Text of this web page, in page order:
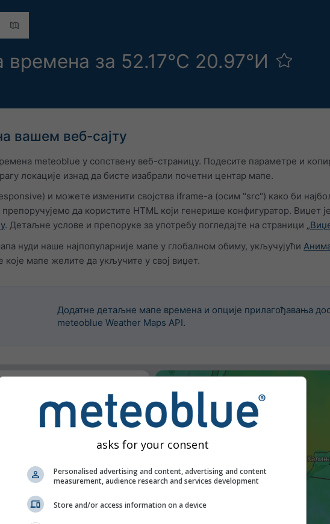
за 52.17°С 20.97°И
вашем веб-сајту
meteoblue у сопствену веб-страницу. Подесите параметре и
локације изнад да бисте изабрали почетни центар мапе.
и можете изменити својства iframe-а (осим "src") како би
да користите HTML који генерише конфигуратор. Виџет
. Детаљне услове и препоруке за употребу погледајте на страници
нуди наше најпопуларније мапе у глобалном обиму, укључујући
мапе желите да укључите у свој виџет.
Додатне детаљне мапе времена и опције прилагођавања
meteoblue Weather Maps API.
уградили овај widget.
asks for your consent
Personalised advertising and content, advertising and content
measurement, audience research and services development
Store and/or access information on a device